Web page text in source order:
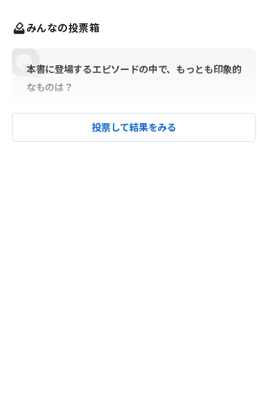
みんなの投票箱
本書に登場するエピソードの中で、もっとも印象的
なものは？
投票して結果をみる